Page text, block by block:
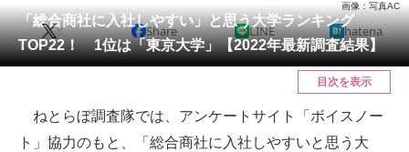
会員記事
メディア
ITの今と未来を見通す
「総合商社に入社しやすい」と思う大学ランキング
TOP22！ 1位は「東京大学」【2022年最新調査結果】
画像：写真AC
X Share LINE hatena
目次を表示
ねとらぼ調査隊では、アンケートサイト「ボイスノー
ト」協力のもと、「総合商社に入社しやすいと思う大